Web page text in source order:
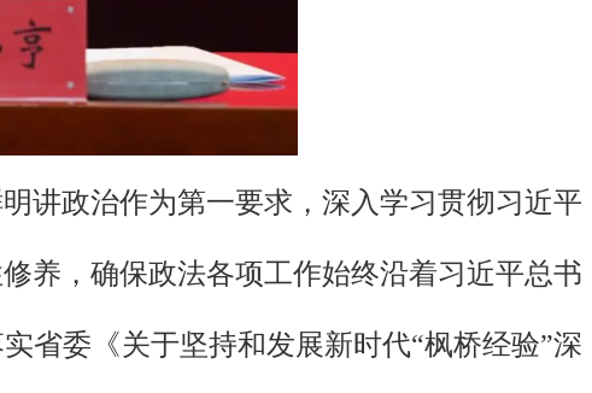
讲政治作为第一要求，深入学习贯彻习近平
养，确保政法各项工作始终沿着习近平总书
省委《关于坚持和发展新时代“枫桥经验”深